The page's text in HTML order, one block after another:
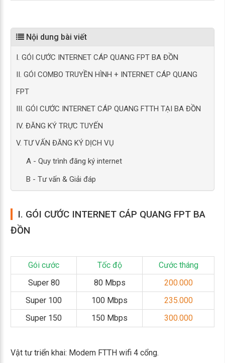
Nội dung bài viết
I. GÓI CƯỚC INTERNET CÁP QUANG FPT BA ĐỒN
II. GÓI COMBO TRUYỀN HÌNH + INTERNET CÁP QUANG
FPT
III. GÓI CƯỚC INTERNET CÁP QUANG FTTH TẠI BA ĐỒN
IV. ĐĂNG KÝ TRỰC TUYẾN
V. TƯ VẤN ĐĂNG KÝ DỊCH VỤ
A - Quy trình đăng ký internet
B - Tư vấn & Giải đáp
I. GÓI CƯỚC INTERNET CÁP QUANG FPT BA
ĐỒN
Gói cước Tốc độ
Cước tháng
Super 80
80 Mbps
200.000
Super 100
100 Mbps
235.000
Super 150
150 Mbps 300.000
Vật tư triển khai: Modem FTTH wifi 4 cổng.